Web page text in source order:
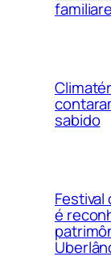
sabido
Festival
é